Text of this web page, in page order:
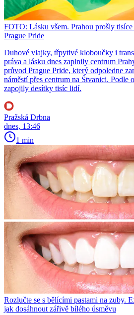
FOTO: Lásku všem. Prahou prošly
Prague Pride
Duhové vlajky, třpytivé kloboučky i
práva a lásku dnes zaplnily centrum
průvod Prague Pride, který odpoledne
náměstí přes centrum na Štvanici. Podle
zapojily desítky tisíc lidí.
Pražská Drbna
dnes, 13:46
1 min
Rozlučte se s bělícími pastami na zuby.
jak dosáhnout zářivě bílého úsměvu